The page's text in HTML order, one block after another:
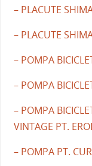
– PLACUTE
– PLACUTE
– POMPA
– POMPA
– POMPA
VINTAGE PT.
– POMPA PT.